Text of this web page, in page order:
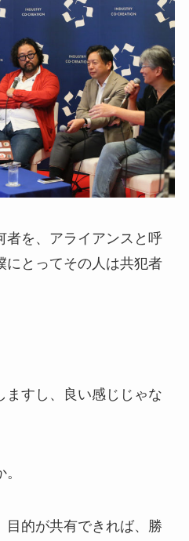
を、アライアンスと呼
にとってその人は共犯者
ますし、良い感じじゃな
目的が共有できれば、勝